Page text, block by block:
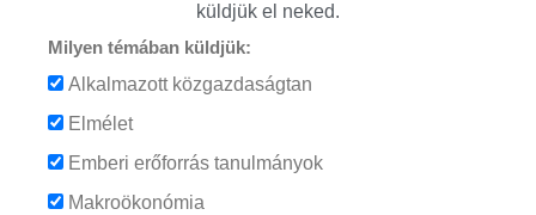
küldjük el neked.
Milyen témában küldjük:
Alkalmazott közgazdaságtan
Elmélet
Emberi erőforrás tanulmányok
Makroökonómia